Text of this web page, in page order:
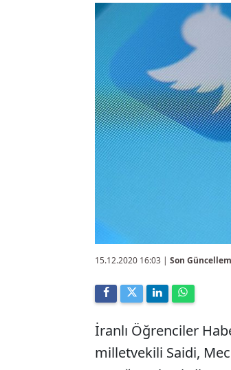
15.12.2020 16:03 | Son
İranlı Öğrenciler
milletvekili Saidi,